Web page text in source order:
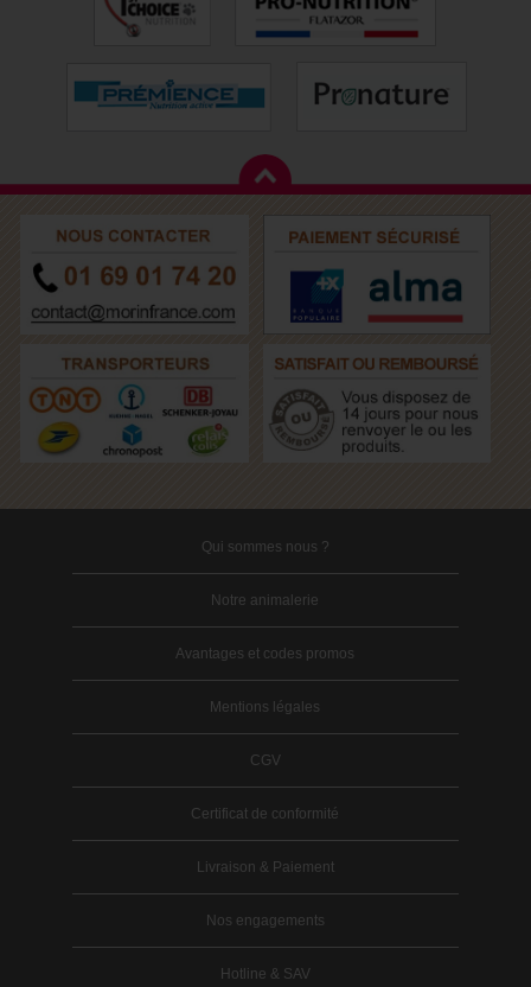
Qui sommes nous ?
Notre animalerie
Avantages et codes promos
Mentions légales
CGV
Certificat de conformité
Livraison & Paiement
Nos engagements
Hotline & SAV